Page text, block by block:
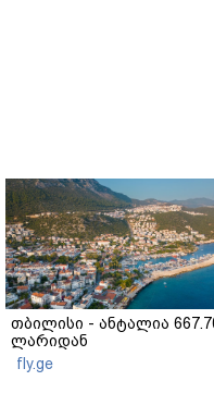
თბილისი - ანტალია
ლარიდან
fly.ge